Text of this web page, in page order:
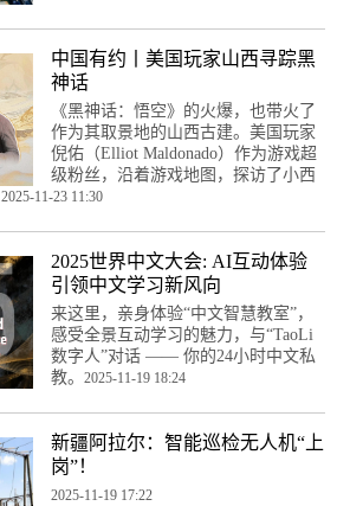
中国有约丨美国玩家山西寻踪黑
神话
《黑神话：悟空》的火爆，也带火了
作为其取景地的山西古建。美国玩家
倪佑（Elliot Maldonado）作为游戏超
级粉丝，沿着游戏地图，探访了小西
2025-11-23 11:30
2025世界中文大会: AI互动体验
引领中文学习新风向
来这里，亲身体验“中文智慧教室”，
感受全景互动学习的魅力，与“TaoLi
数字人”对话 —— 你的24小时中文私
教。 2025-11-19 18:24
新疆阿拉尔：智能巡检无人机“上
岗”！
2025-11-19 17:22